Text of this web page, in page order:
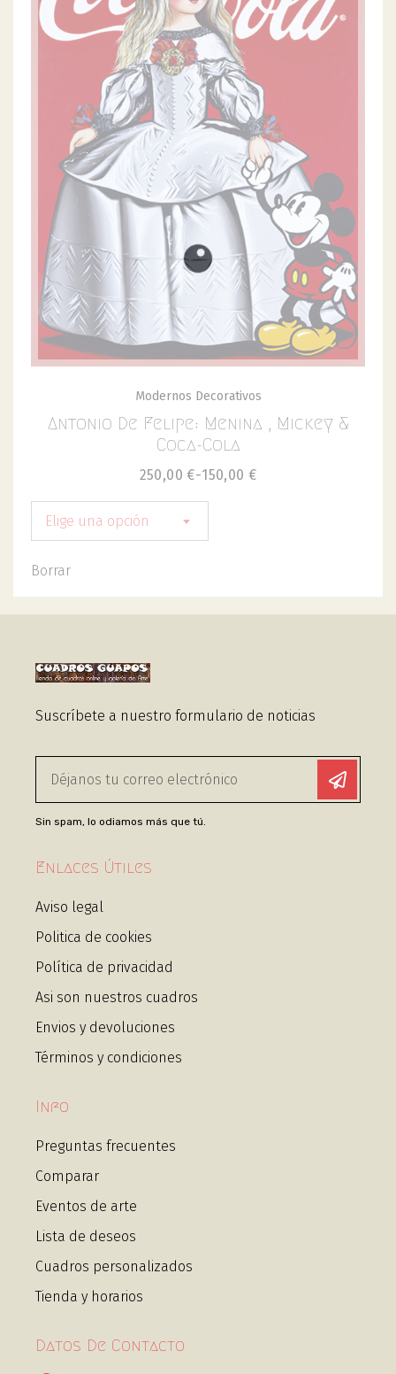
Modernos Decorativos
Antonio De Felipe: Menina , Mickey &
Coca-Cola
150,00 €
-
250,00 €
Elige una opción
Borrar
Suscríbete a nuestro formulario de noticias
Sin spam, lo odiamos más que tú.
Enlaces Útiles
Aviso legal
Politica de cookies
Política de privacidad
Asi son nuestros cuadros
Envios y devoluciones
Términos y condiciones
Info
Preguntas frecuentes
Comparar
Eventos de arte
Lista de deseos
Cuadros personalizados
Tienda y horarios
Datos De Contacto